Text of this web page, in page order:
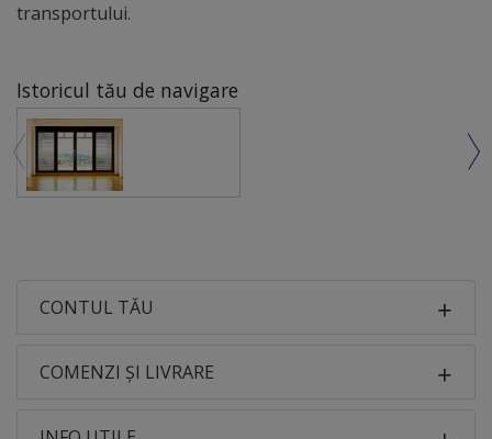
transportului.
Istoricul tău de navigare
CONTUL TĂU
COMENZI ȘI LIVRARE